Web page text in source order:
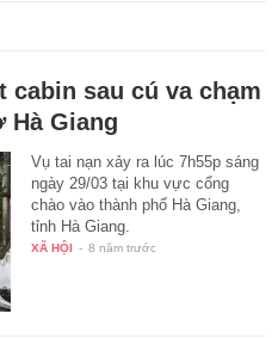
cabin sau cú va chạm
Hà Giang
Vụ tai nạn xảy ra lúc 7h55p sáng
ngày 29/03 tại khu vực cổng
chào vào thành phố Hà Giang,
tỉnh Hà Giang.
XÃ HỘI - 8 năm trước